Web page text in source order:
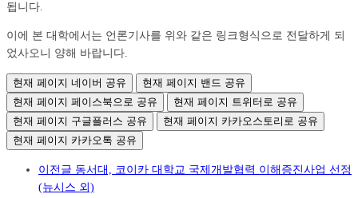
됩니다.
이에 본 대학에서는 언론기사를 위와 같은 링크형식으로 전달하게 되
었사오니 양해 바랍니다.
현재 페이지 네이버 공유
현재 페이지 밴드 공유
현재 페이지 페이스북으로 공유
현재 페이지 트위터로 공유
현재 페이지 구글플러스 공유
현재 페이지 카카오스토리로 공유
현재 페이지 카카오톡 공유
이전글 동서대, 코이카 대학교 국제개발협력 이해증진사업 선정
(뉴시스 외)